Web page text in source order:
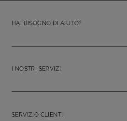
HAI BISOGNO DI AIUTO?
I NOSTRI SERVIZI
SERVIZIO CLIENTI